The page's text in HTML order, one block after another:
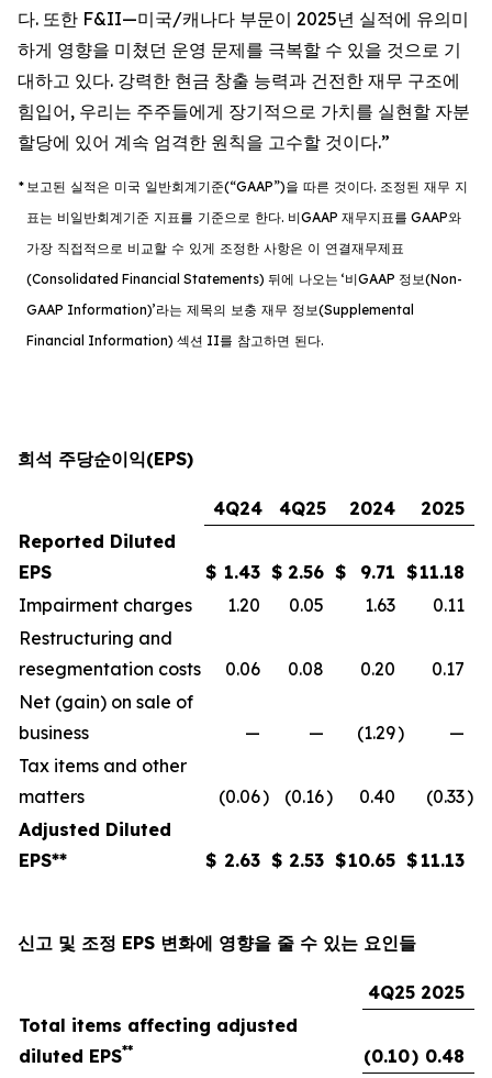
다. 또한 F&II—미국/캐나다 부문이 2025년 실적에 유의미
하게 영향을 미쳤던 운영 문제를 극복할 수 있을 것으로 기
대하고 있다. 강력한 현금 창출 능력과 건전한 재무 구조에
힘입어, 우리는 주주들에게 장기적으로 가치를 실현할 자분
할당에 있어 계속 엄격한 원칙을 고수할 것이다.”
* 보고된 실적은 미국 일반회계기준(“GAAP”)을 따른 것이다. 조정된 재무 지
표는 비일반회계기준 지표를 기준으로 한다. 비GAAP 재무지표를 GAAP와
가장 직접적으로 비교할 수 있게 조정한 사항은 이 연결재무제표
(Consolidated Financial Statements) 뒤에 나오는 ‘비GAAP 정보(Non-
GAAP Information)’라는 제목의 보충 재무 정보(Supplemental
Financial Information) 섹션 II를 참고하면 된다.
희석 주당순이익(EPS)
4Q24 4Q25 2024
2025
Reported Diluted
EPS
$ 1.43 $ 2.56 $ 9.71 $11.18
Impairment charges
1.20 0.05 1.63
0.11
Restructuring and
resegmentation costs
0.06 0.08 0.20
0.17
Net (gain) on sale of
business
— — (1.29)
—
Tax items and other
matters
(0.06) (0.16) 0.40 (0.33)
Adjusted Diluted
EPS**
$ 2.63 $ 2.53 $10.65 $ 11.13
신고 및 조정 EPS 변화에 영향을 줄 수 있는 요인들
4Q25 2025
Total items affecting adjusted
diluted EPS** (0.10) 0.48